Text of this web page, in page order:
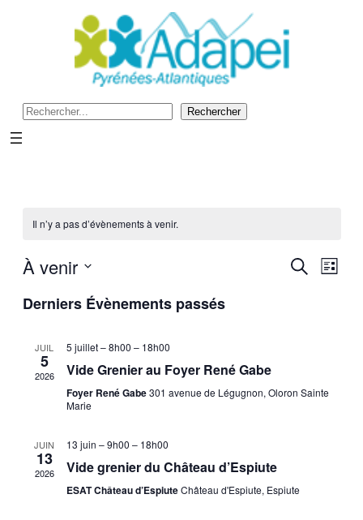
Recherche
Rechercher
Il n’y a pas d’évènements à venir.
vues
Recherche
Liste
À venir
une
Derniers Évènements passés
JUIL
5
2026
5 juillet – 8h00 – 18h00
Vide Grenier au Foyer René Gabe
Foyer René Gabe301 avenue de Légugnon, Oloron Sainte
Marie
JUIN
13
2026
13 juin – 9h00 – 18h00
Vide grenier du Château d’Espiute
ESAT Château d’EspiuteChâteau d'Espiute, Espiute